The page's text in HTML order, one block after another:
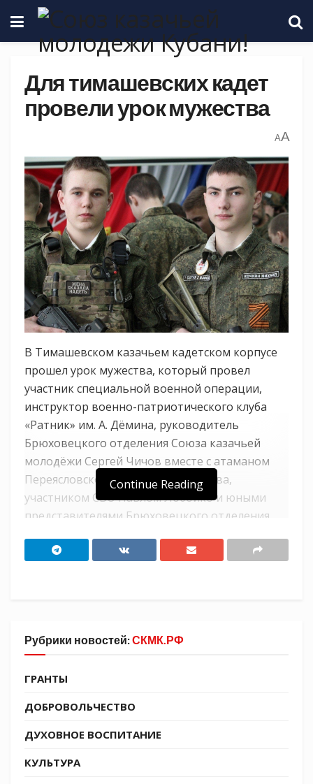
Для тимашевских кадет
провели урок мужества
AA
В Тимашевском казачьем кадетском корпусе
прошел урок мужества, который провел
участник специальной военной операции,
инструктор военно-патриотического клуба
«Ратник» им. А. Дёмина, руководитель
Брюховецкого отделения Союза казачьей
молодёжи Сергей Чичов вместе с атаманом
Переясловского казачьего общества,
участником СВО Павлом Лобойко и юными
представителями Брюховецкого отделения
Кадетам рассказали о быте воинов,
внимание уделили вооружению, которое
используют в нынешнее время участники СВО.
Кадеты смогли вблизи рассмотреть макеты
экипировки.
Мероприятие было направлено на
патриотическое и духовно-нравственное
Continue Reading
Рубрики новостей:СКМК.РФ
ГРАНТЫ
ДОБРОВОЛЬЧЕСТВО
ДУХОВНОЕ ВОСПИТАНИЕ
КУЛЬТУРА